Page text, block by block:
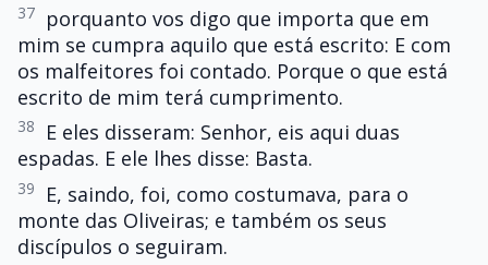
37
porquanto vos digo que importa que em
mim se cumpra aquilo que está escrito: E com
os malfeitores foi contado. Porque o que está
escrito de mim terá cumprimento.
38
E eles disseram: Senhor, eis aqui duas
espadas. E ele lhes disse: Basta.
39
E, saindo, foi, como costumava, para o
monte das Oliveiras; e também os seus
discípulos o seguiram.